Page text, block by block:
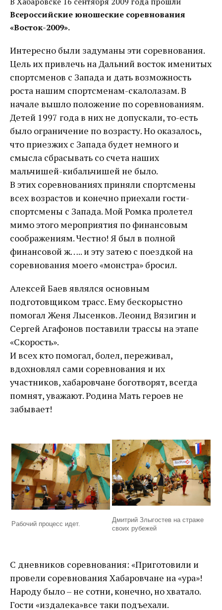
Всероссийские юношеские соревнования
«Восток-2009».
Интересно были задуманы эти соревнования.
Цель их привлечь на Дальний восток именитых
спортсменов с Запада и дать возможность
роста нашим спортсменам-скалолазам. В
начале вышло положение по соревнованиям.
Детей 1997 года в них не допускали, то-есть
было ограничение по возрасту. Но оказалось,
что приезжих с Запада будет немного и
смысла сбрасывать со счета наших
мальчишей-кибальчишей не было.
В этих соревнованиях приняли спортсмены
всех возрастов и конечно приехали гости-
спортсмены с Запада. Мой Ромка пролетел
мимо этого мероприятия по финансовым
соображениям. Честно! Я был в полной
финансовой ж….. и эту затею с поездкой на
соревнования моего «монстра» бросил.
Алексей Баев являлся основным
подготовщиком трасс. Ему бескорыстно
помогал Женя Лысенков. Леонид Вязигин и
Сергей Агафонов поставили трассы на этапе
«Скорость».
И всех кто помогал, болел, переживал,
вдохновлял сами соревнования и их
участников, хабаровчане боготворят, всегда
помнят, уважают. Родина Мать героев не
забывает!
Рабочий процесс идет.
Дмитрий Злыгостев на страже
своих рубежей
С дневников соревнования: «Приготовили и
провели соревнования Хабаровчане на «ура»!
Народу было – не сотни, конечно, но хватало.
Гости «издалека»все таки подъехали.